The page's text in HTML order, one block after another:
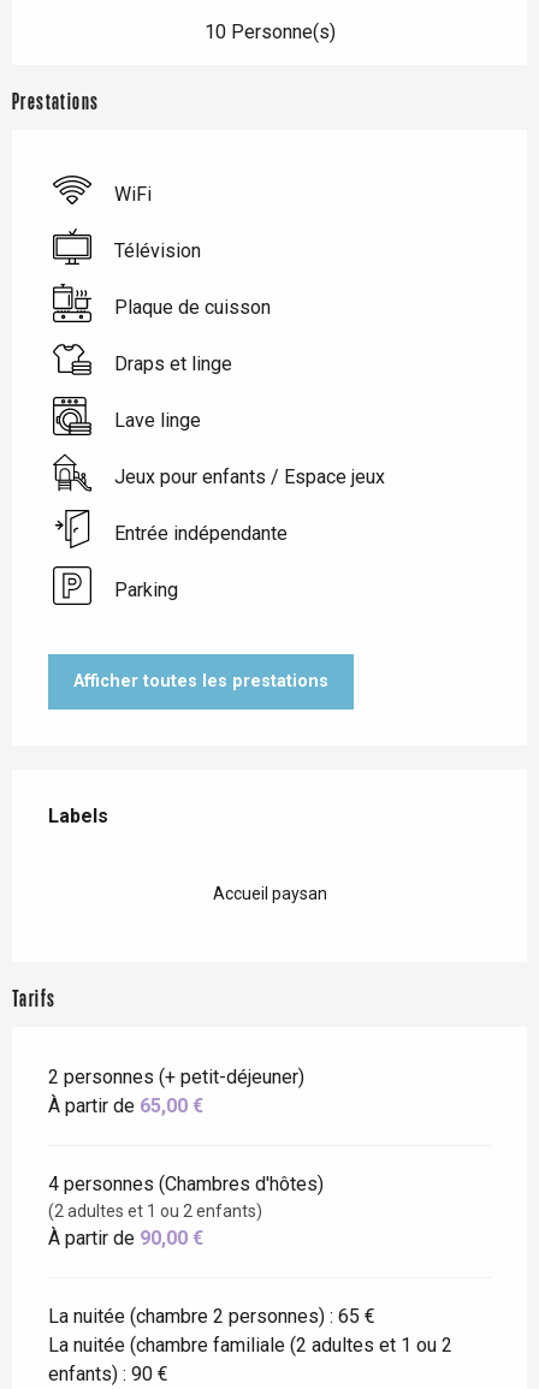
10 Personne(s)
Prestations
WiFi
Télévision
Plaque de cuisson
Draps et linge
Lave linge
Jeux pour enfants / Espace jeux
Entrée indépendante
Parking
Afficher toutes les prestations
Labels
Labels
Accueil paysan
Tarifs
2 personnes (+ petit-déjeuner)
À partir de 65,00 €
4 personnes (Chambres d'hôtes)
(2 adultes et 1 ou 2 enfants)
À partir de 90,00 €
La nuitée (chambre 2 personnes) : 65 €
La nuitée (chambre familiale (2 adultes et 1 ou 2
enfants) : 90 €